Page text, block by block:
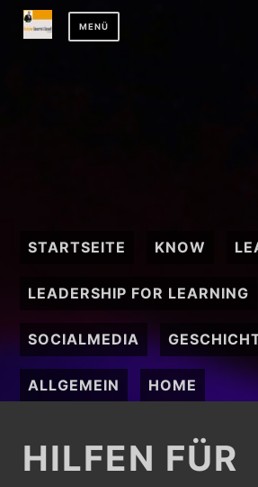
Zum
Inhalt
MENÜ
STARTSEITE KNOW
LEADERSHIP FOR LEARNING
SOCIALMEDIA
ALLGEMEIN HOME
HILFEN FÜR